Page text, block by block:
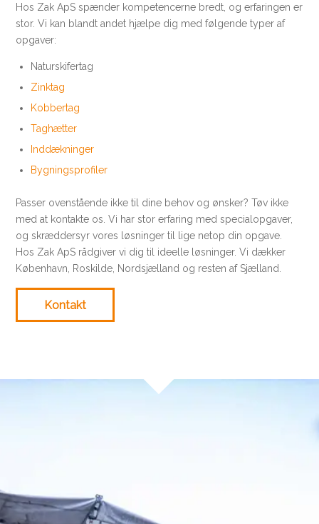
Hos Zak ApS spænder kompetencerne bredt, og erfaringen er
stor. Vi kan blandt andet hjælpe dig med følgende typer af
opgaver:
Naturskifertag
Zinktag
Kobbertag
Taghætter
Inddækninger
Bygningsprofiler
Passer ovenstående ikke til dine behov og ønsker? Tøv ikke
med at kontakte os. Vi har stor erfaring med specialopgaver,
og skræddersyr vores løsninger til lige netop din opgave.
Hos Zak ApS rådgiver vi dig til ideelle løsninger. Vi dækker
København, Roskilde, Nordsjælland og resten af Sjælland.
Kontakt